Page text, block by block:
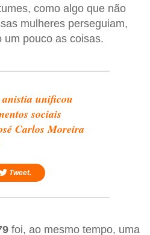
como algo que não
mulheres perseguiam,
um pouco as coisas.
unificou
sociais
Carlos Moreira
Tweet.
foi, ao mesmo tempo, uma